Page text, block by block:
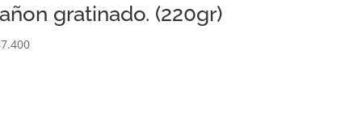
gratinado. (220gr)